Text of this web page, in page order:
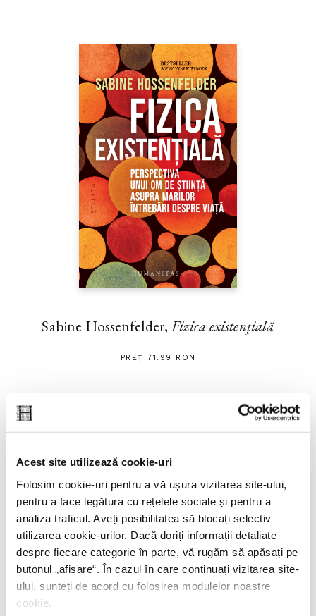
Acest site utilizează cookie-uri
Folosim cookie-uri pentru a vă ușura vizitarea site-ului,
pentru a face legătura cu rețelele sociale și pentru a
analiza traficul. Aveți posibilitatea să blocați selectiv
utilizarea cookie-urilor. Dacă doriți informații detaliate
despre fiecare categorie în parte, vă rugăm să apăsați pe
butonul „ afișare“. În cazul în care continuați vizitarea site-
ului, sunteți de acord cu folosirea modulelor noastre
cookie.
Sabine Hossenfelder, Fizica existenţială
PREȚ 71.99 RON